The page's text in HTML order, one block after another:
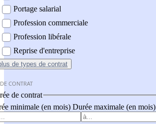
Portage salarial
Profession commerciale
Profession libérale
Reprise d'entreprise
de types de contrat
CONTRAT
de contrat
minimale (en mois) Durée maximale (en mois)